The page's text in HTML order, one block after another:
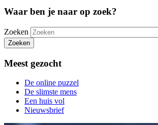
Waar ben je naar op zoek?
Zoeken
Zoeken
Meest gezocht
De online puzzel
De slimste mens
Een huis vol
Nieuwsbrief